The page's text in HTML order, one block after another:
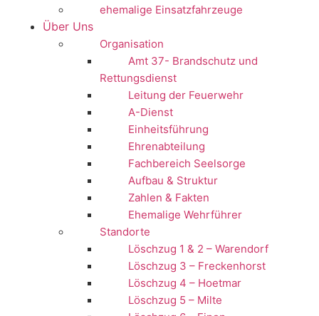
ehemalige Einsatzfahrzeuge
Über Uns
Organisation
Amt 37- Brandschutz und
Rettungsdienst
Leitung der Feuerwehr
A-Dienst
Einheitsführung
Ehrenabteilung
Fachbereich Seelsorge
Aufbau & Struktur
Zahlen & Fakten
Ehemalige Wehrführer
Standorte
Löschzug 1 & 2 – Warendorf
Löschzug 3 – Freckenhorst
Löschzug 4 – Hoetmar
Löschzug 5 – Milte